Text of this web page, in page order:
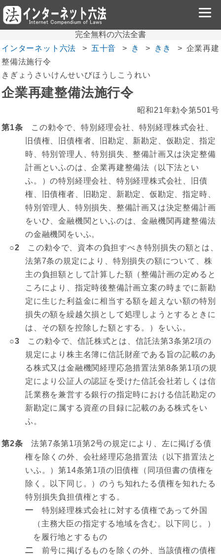
完全無料の六法全書
インターネット六法
五十音 き きき
企業再建
整備法施行令
きぎょうさいけんせいびほうしこうれい
企業再建整備法施行令
昭和21年勅令第501号
第1条 この勅令で、特別経理会社、特別経理株式会社、
旧債権、旧債権者、旧勘定、新勘定、仮勘定、指定
時、特別管理人、特別損失、整備計画又は決定整備
計画といふのは、企業再建整備法（以下法とい
ふ。）の特別経理会社、特別経理株式会社、旧債
権、旧債権者、旧勘定、新勘定、仮勘定、指定時、
特別管理人、特別損失、整備計画又は決定整備計画
をいひ、金融機関といふのは、金融機関再建整備法
の金融機関をいふ。
○2 この勅令で、資本の負担すべき特別損失の額とは、
法第7条の規定により、特別損失の額について、株
主の負担額として計算した額（整備計画の定めると
ころにより、指定時後整備計画立案の時までに新勘
定に生じた利益金に相当する額を超えない額の特別
損失の額を繰越欠損として処理しようとするときに
は、その額を控除した額とする。）をいふ。
○3 この勅令で、信託株式とは、信託法第3条第2項の
規定により株主名簿に信託財産である旨の記載のあ
る株式又は金融機関経理応急措置法第8条第1項の規
定により公証人の認証を受けた信託会社若しくは信
託業務を兼営する銀行の指定時における信託勘定の
新勘定に属する資産の目録に記載のある株式をい
ふ。
第2条 法第7条第1項第2号の規定により、左に掲げる債
権を除くの外、会社経理応急措置法（以下措置法と
いふ。）第14条第1項の旧債権（同項但書の債権を
除く。以下同じ。）のうち知れたる債権を知れたる
特別損失負担債権とする。
一 特別経理株式会社に対する債権であって外国
（主務大臣の指定する地域を含む。以下同じ。）
を履行地とするもの
二 前号に掲げるものを除くの外、当該債権の債権